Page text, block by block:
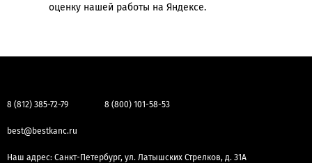
оценку нашей работы на Яндексе.
8 (812) 385-72-79 8 (800) 101-58-53
best@bestkanc.ru
Наш адрес: Санкт-Петербург, ул. Латышских Стрелков, д. 31А